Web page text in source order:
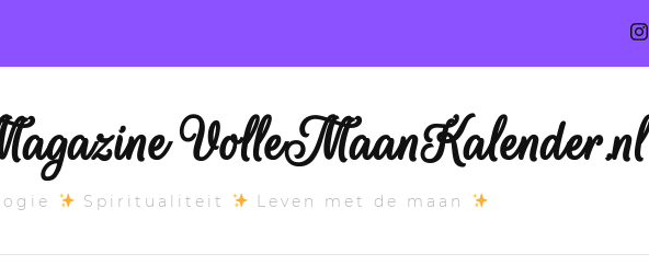
VolleMaanKalender.nl
Spiritualiteit Leven met de maan